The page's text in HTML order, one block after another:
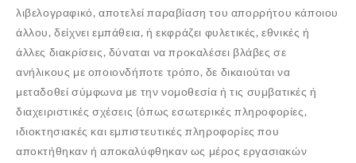
λιβελογραφικό, αποτελεί παραβίαση του απορρήτου κάποιου
άλλου, δείχνει εμπάθεια, ή εκφράζει φυλετικές, εθνικές ή
άλλες διακρίσεις, δύναται να προκαλέσει βλάβες σε
ανήλικους με οποιονδήποτε τρόπο, δε δικαιούται να
μεταδοθεί σύμφωνα με την νομοθεσία ή τις συμβατικές ή
διαχειριστικές σχέσεις (όπως εσωτερικές πληροφορίες,
ιδιοκτησιακές και εμπιστευτικές πληροφορίες που
αποκτήθηκαν ή αποκαλύφθηκαν ως μέρος εργασιακών